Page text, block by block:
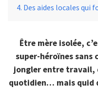
Des aides locales qui
Être mère isolée,
super-héroïnes sans
jongler entre travail,
quotidien… mais quid